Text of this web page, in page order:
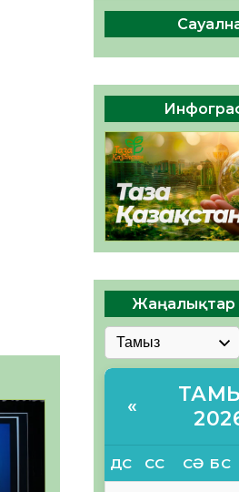
Руслан
әкімінің
тағайындалды
05.08.2026
Жаңалықтар
«
ДС СС СӘ БС